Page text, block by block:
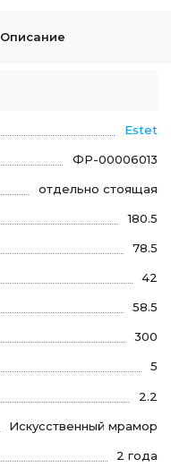
Описание
Estet
ФР-00006013
отдельно стоящая
180.5
78.5
42
58.5
300
5
2.2
Искусственный мрамор
2 года